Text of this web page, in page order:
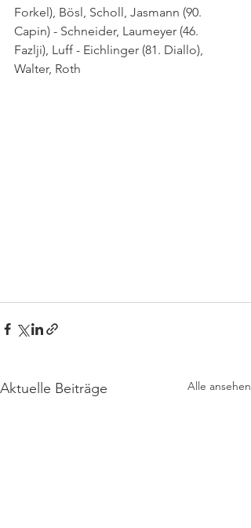
Forkel), Bösl, Scholl, Jasmann (90.
Capin) - Schneider, Laumeyer (46.
Fazlji), Luff - Eichlinger (81. Diallo),
Walter, Roth
Aktuelle Beiträge Alle ansehen